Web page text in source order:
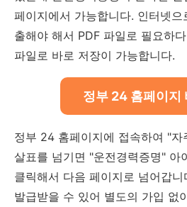
페이지에서 가능합니다. 인터넷
출해야 해서 PDF 파일로 필요하
파일로 바로 저장이 가능합니다.
정부 24 홈페이지
정부 24 홈페이지에 접속하여 "
살표를 넘기면 "운전경력증명" 아
클릭해서 다음 페이지로 넘어갑
발급받을 수 있어 별도의 가입 없